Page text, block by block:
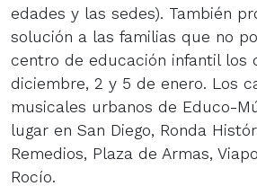
edades y las sedes). También
solución a las familias que no
centro de educación infantil los
diciembre, 2 y 5 de enero. Los
musicales urbanos de Educo-
lugar en San Diego, Ronda
Remedios, Plaza de Armas,
Rocío.